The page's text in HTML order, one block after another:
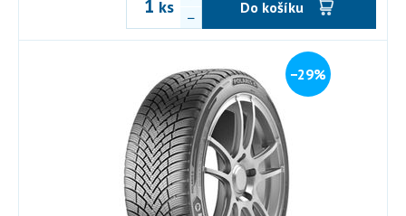
ks Do košíku
−29%